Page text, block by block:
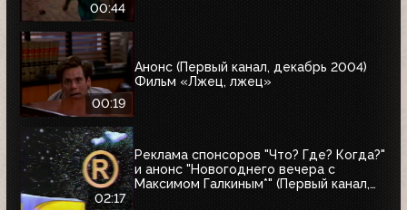
00:44
00:19
Анонс (Первый канал, декабрь 2004)
Фильм «Лжец, лжец»
02:17
Реклама спонсоров "Что? Где? Когда?"
и анонс "Новогоднего вечера с
Максимом Галкиным*" (Первый канал,